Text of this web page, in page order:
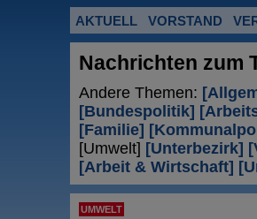
AKTUELL VORSTAND
Nachrichten zum
Andere Themen:
[Bundespolitik]
[Familie]
[Umwelt] [Unterbezirk]
[Arbeit & Wirtschaft]
UMWELT